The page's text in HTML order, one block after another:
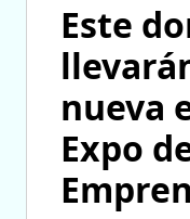
Este
nueva
Expo